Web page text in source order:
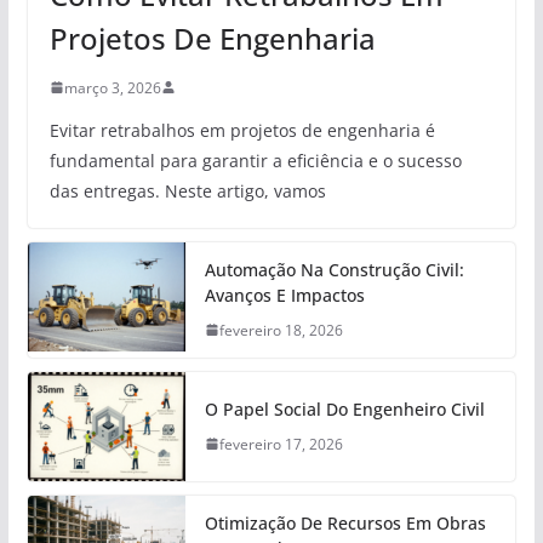
Projetos De Engenharia
março 3, 2026
Evitar retrabalhos em projetos de engenharia é
fundamental para garantir a eficiência e o sucesso
das entregas. Neste artigo, vamos
Automação Na Construção Civil:
Avanços E Impactos
fevereiro 18, 2026
O Papel Social Do Engenheiro Civil
fevereiro 17, 2026
Otimização De Recursos Em Obras